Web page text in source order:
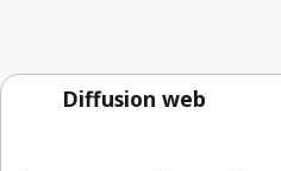
Diffusion web